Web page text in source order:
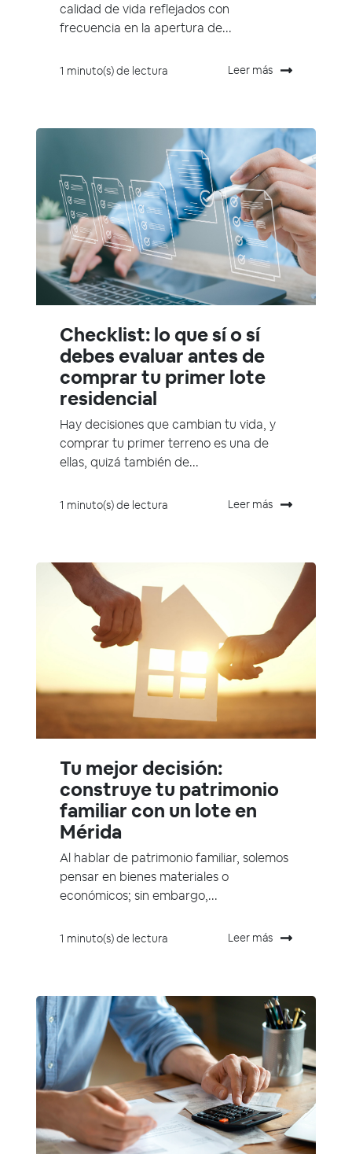
calidad de vida reflejados con
frecuencia en la apertura de...
1 minuto(s) de lectura Leer más
Checklist: lo que sí o sí
debes evaluar antes de
comprar tu primer lote
residencial
Hay decisiones que cambian tu vida, y
comprar tu primer terreno es una de
ellas, quizá también de...
1 minuto(s) de lectura Leer más
Tu mejor decisión:
construye tu patrimonio
familiar con un lote en
Mérida
Al hablar de patrimonio familiar, solemos
pensar en bienes materiales o
económicos; sin embargo,...
1 minuto(s) de lectura Leer más